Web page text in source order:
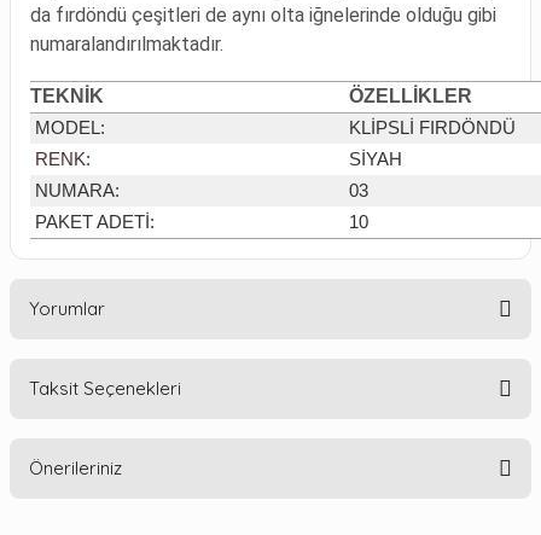
da fırdöndü çeşitleri de aynı olta iğnelerinde olduğu gibi
numaralandırılmaktadır.
TEKNİK ÖZELLİKLER
MODEL:
KLİPSLİ FIRDÖNDÜ
RENK:
SİYAH
NUMARA:
03
PAKET ADETİ:
10
Yorumlar
Taksit Seçenekleri
Önerileriniz